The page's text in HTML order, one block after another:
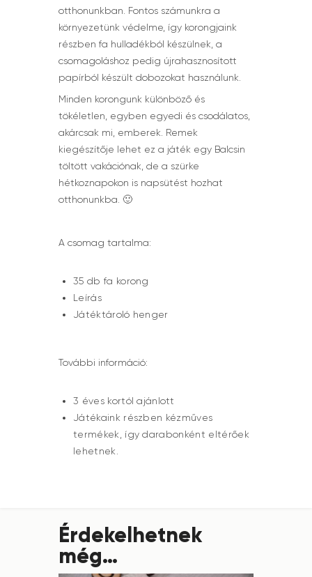
otthonunkban. Fontos számunkra a
környezetünk védelme, így korongjaink
részben fa hulladékból készülnek, a
csomagoláshoz pedig újrahasznosított
papírból készült dobozokat használunk.
Minden korongunk különböző és
tökéletlen, egyben egyedi és csodálatos,
akárcsak mi, emberek. Remek
kiegészítője lehet ez a játék egy Balcsin
töltött vakációnak, de a szürke
hétkoznapokon is napsütést hozhat
otthonunkba. 🙂
A csomag tartalma:
35 db fa korong
Leírás
Játéktároló henger
További információ:
3 éves kortól ajánlott
Játékaink részben kézműves
termékek, így darabonként eltérőek
lehetnek.
Érdekelhetnek
még…